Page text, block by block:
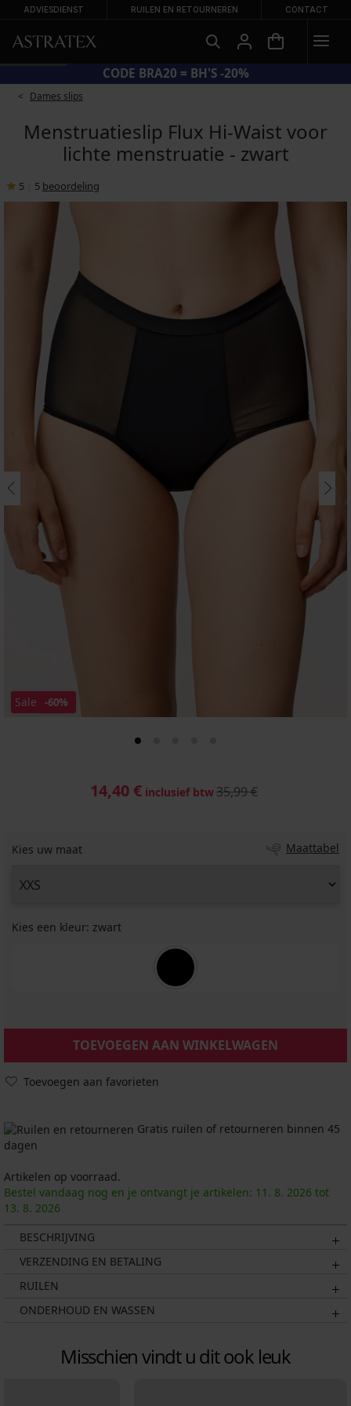
ADVIESDIENST RUILEN EN RETOURNEREN CONTACT
CODE BRA20 = BH'S -20%
Dames slips
Menstruatieslip Flux Hi-Waist voor
lichte menstruatie - zwart
5 5 beoordeling
Sale -60%
14,40 € inclusief btw35,99 €
Kies uw maat Maattabel
Kies een kleur: zwart
TOEVOEGEN AAN WINKELWAGEN
Toevoegen aan favorieten
Gratis ruilen of retourneren binnen 45
dagen
Artikelen op voorraad.
Bestel vandaag nog en je ontvangt je artikelen: 11. 8. 2026 tot
13. 8. 2026
BESCHRIJVING
VERZENDING EN BETALING
RUILEN
ONDERHOUD EN WASSEN
Misschien vindt u dit ook leuk